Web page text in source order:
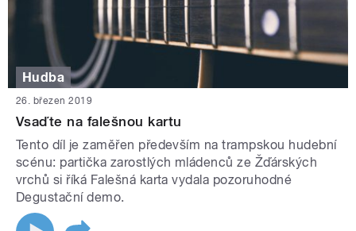
Hudba
26. březen 2019
Vsaďte na falešnou kartu
Tento díl je zaměřen především na trampskou hudební
scénu: partička zarostlých mládenců ze Žďárských
vrchů si říká Falešná karta vydala pozoruhodné
Degustační demo.